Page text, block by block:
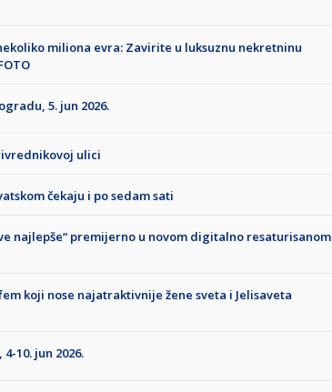
miliona evra: Zavirite u luksuznu nekretninu
5. jun 2026.
ulici
čekaju i po sedam sati
najlepše“ premijerno u novom digitalno resaturisanom
koji nose najatraktivnije žene sveta i Jelisaveta
10. jun 2026.